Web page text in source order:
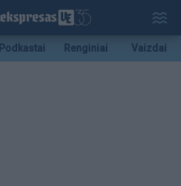
Podkastai Renginiai Vaizdai